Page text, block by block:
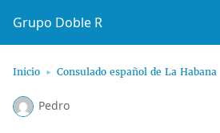
Grupo Doble R
Inicio Consulado español de La Habana
Pedro